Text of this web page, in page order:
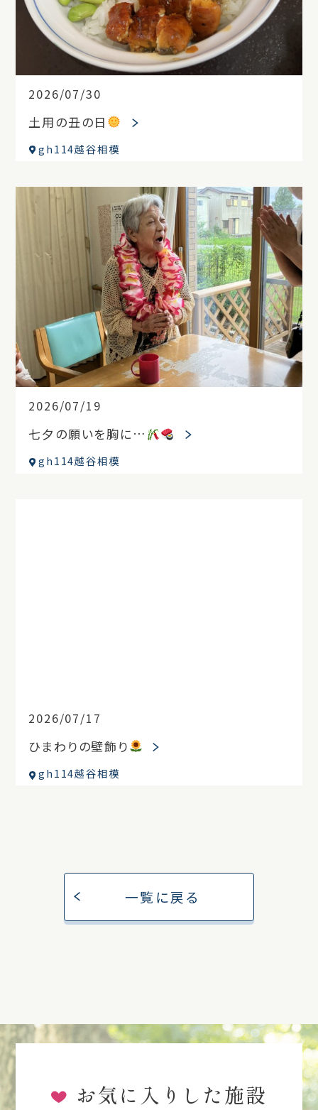
2026/07/30
土用の丑の日
gh114越谷相模
2026/07/19
七夕の願いを胸に…
gh114越谷相模
2026/07/17
ひまわりの壁飾り
gh114越谷相模
一覧に戻る
お気に入りした施設